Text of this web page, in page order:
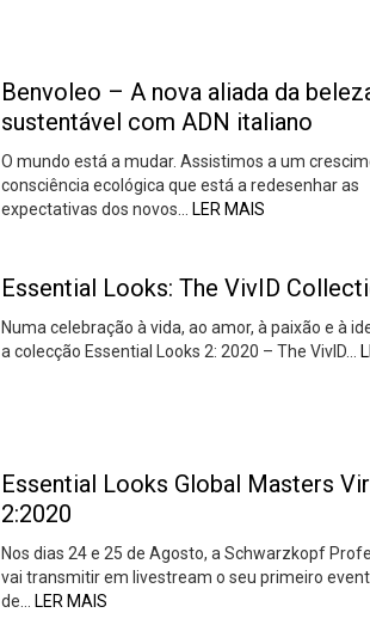
Benvoleo – A nova aliada da
sustentável com ADN italiano
O mundo está a mudar. Assistimos a um
consciência ecológica que está a redesenhar as
expectativas dos novos…
LER MAIS
Essential Looks: The VivID
Numa celebração à vida, ao amor, à paixão e à
a colecção Essential Looks 2: 2020 – The VivID…
Essential Looks Global Masters
2:2020
Nos dias 24 e 25 de Agosto, a Schwarzkopf
vai transmitir em livestream o seu primeiro
de…
LER MAIS